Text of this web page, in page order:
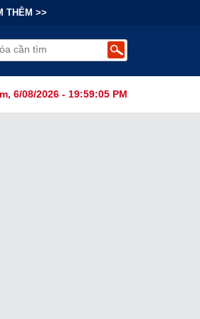
THÊM >>
6/08/2026 - 19:59:06 PM
CoV-2 Từ Phòng Thí Nghiệm